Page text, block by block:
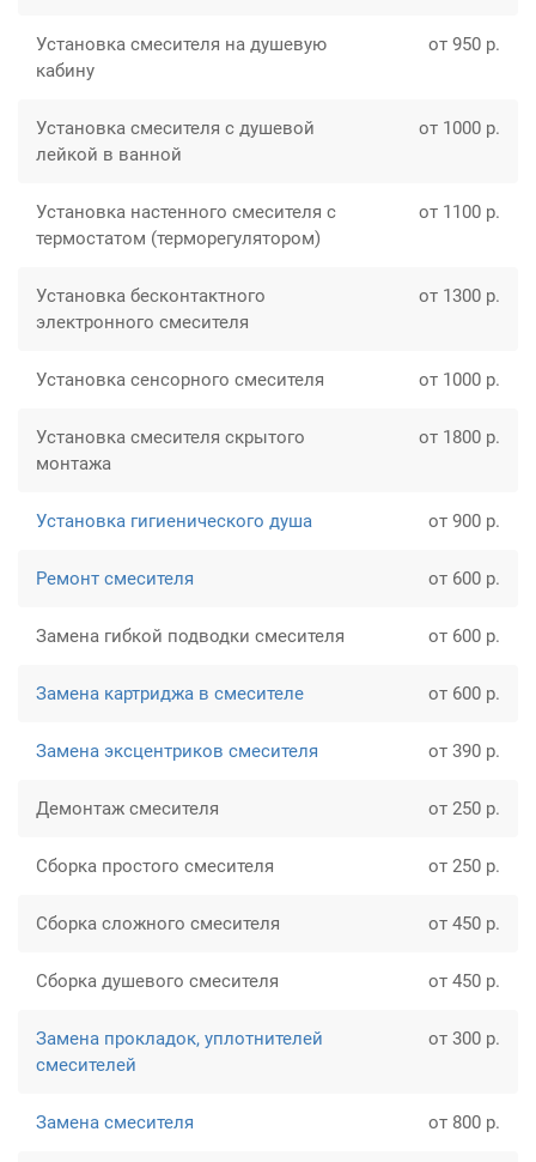
Установка смесителя на душевую
кабину
от 950 р.
Установка смесителя с душевой
лейкой в ванной
от 1000 р.
Установка настенного смесителя с
термостатом (терморегулятором)
от 1100 р.
Установка бесконтактного
электронного смесителя
от 1300 р.
Установка сенсорного смесителя от 1000 р.
Установка смесителя скрытого
монтажа
от 1800 р.
Установка гигиенического душа от 900 р.
Ремонт смесителя от 600 р.
Замена гибкой подводки смесителя от 600 р.
Замена картриджа в смесителе от 600 р.
Замена эксцентриков смесителя от 390 р.
Демонтаж смесителя от 250 р.
Сборка простого смесителя от 250 р.
Сборка сложного смесителя от 450 р.
Сборка душевого смесителя от 450 р.
Замена прокладок, уплотнителей
смесителей
от 300 р.
Замена смесителя от 800 р.